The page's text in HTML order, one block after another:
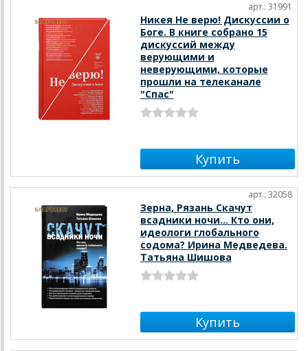
арт.: 31991
Никея Не верю! Дискуссии о
Боге. В книге собрано 15
дискуссий между
верующими и
неверующими, которые
прошли на телеканале
"Спас"
арт.: 32058
Зерна, Рязань Скачут
всадники ночи… Кто они,
идеологи глобального
содома? Ирина Медведева.
Татьяна Шишова